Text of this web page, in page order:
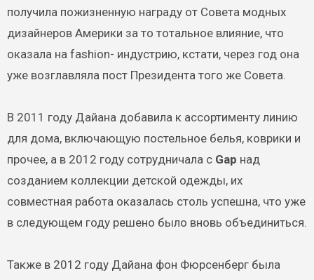
получила пожизненную награду от Совета модных
дизайнеров Америки за то тотальное влияние, что
оказала на fashion- индустрию, кстати, через год она
уже возглавляла пост Президента того же Совета.
В 2011 году Дайана добавила к ассортименту линию
для дома, включающую постельное белья, коврики и
прочее, а в 2012 году сотрудничала с Gap над
созданием коллекции детской одежды, их
совместная работа оказалась столь успешна, что уже
в следующем году решено было вновь объединиться.
Также в 2012 году Дайана фон Фюрсенберг была